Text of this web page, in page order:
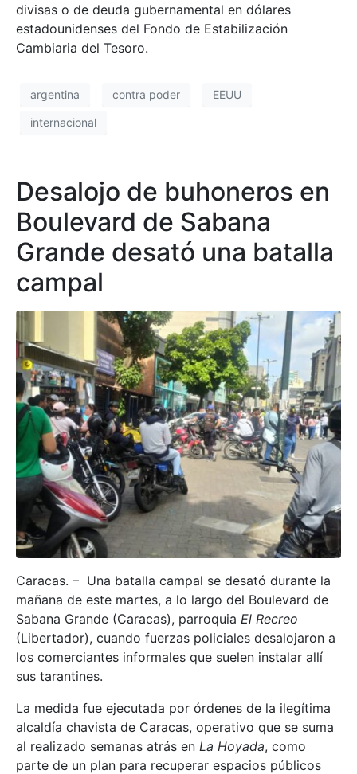
divisas o de deuda gubernamental en dólares
estadounidenses del Fondo de Estabilización
Cambiaria del Tesoro.
argentina contra poder EEUU
internacional
Desalojo de buhoneros en
Boulevard de Sabana
Grande desató una batalla
campal
Caracas. – Una batalla campal se desató durante la
mañana de este martes, a lo largo del Boulevard de
Sabana Grande (Caracas), parroquia El Recreo
(Libertador), cuando fuerzas policiales desalojaron a
los comerciantes informales que suelen instalar allí
sus tarantines.
La medida fue ejecutada por órdenes de la ilegítima
alcaldía chavista de Caracas, operativo que se suma
al realizado semanas atrás en La Hoyada, como
parte de un plan para recuperar espacios públicos